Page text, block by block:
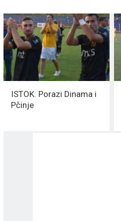
ISTOK: Porazi Dinama i
Pčinje